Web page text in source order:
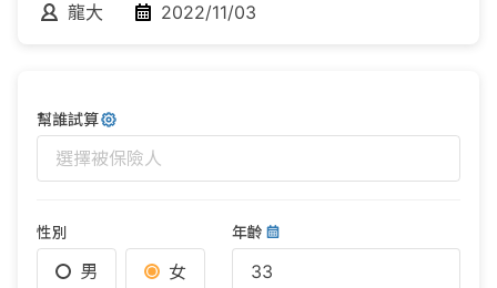
龍大
2022/11/03
幫誰試算
選擇被保險人
性別
男 女
年齡